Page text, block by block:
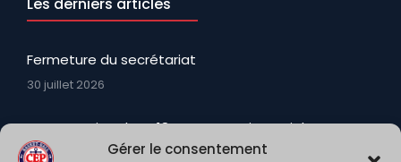
Gérer le consentement
Les derniers articles
Fermeture du secrétariat
30 juillet 2026
La promotion des U18N avec Martin, Keziah, Ewenn
et Matt (encore U18N) qui viennent renforcer